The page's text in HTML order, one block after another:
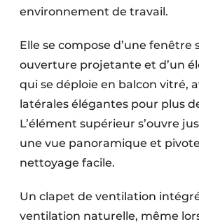
environnement de travail.
Elle se compose d’une fenêtre
ouverture projetante et d’un
qui se déploie en balcon vitré,
latérales élégantes pour plus
L’élément supérieur s’ouvre
une vue panoramique et
nettoyage facile.
Un clapet de ventilation
ventilation naturelle, même